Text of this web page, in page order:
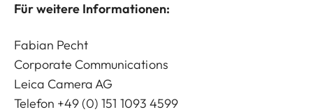
Für weitere Informationen:
Fabian Pecht
Corporate Communications
Leica Camera AG
Telefon +49 (0) 151 1093 4599